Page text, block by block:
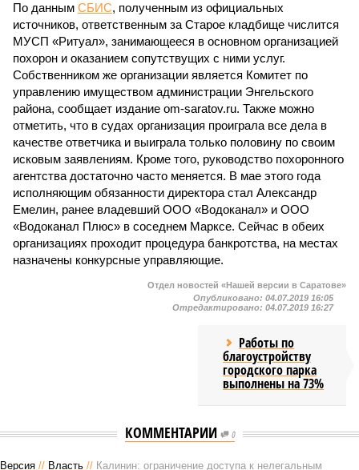
По данным СБИС, полученным из официальных
источников, ответственным за Старое кладбище числится
МУСП «Ритуал», занимающееся в основном организацией
похорон и оказанием сопутствущих с ними услуг.
Собственником же организации является Комитет по
управлению имуществом администрации Энгельского
района, сообщает издание om-saratov.ru. Также можно
отметить, что в судах организация проиграла все дела в
качестве ответчика и выиграла только половину по своим
исковым заявлениям. Кроме того, руководство похоронного
агентства достаточно часто меняется. В мае этого года
исполняющим обязанности директора стал Александр
Емелин, ранее владевший ООО «Водоканал» и ООО
«Водоканал Плюс» в соседнем Марксе. Сейчас в обеих
организациях проходит процедура банкротства, на местах
назначены конкурсные управляющие.
Отдел новостей «Нашей версии в Саратове»
Опубликовано: 04.07.2019 16:05
Отредактировано: 04.07.2019 16:27
Работы по
благоустройству
городского парка
выполнены на 73%
КОММЕНТАРИИ 0
Версия // Власть // Калинин: ограничение доступа к нелегальным